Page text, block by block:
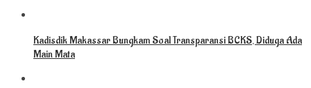
Kadisdik Makassar Bungkam Soal Transparansi BCKS, Diduga Ada
Main Mata